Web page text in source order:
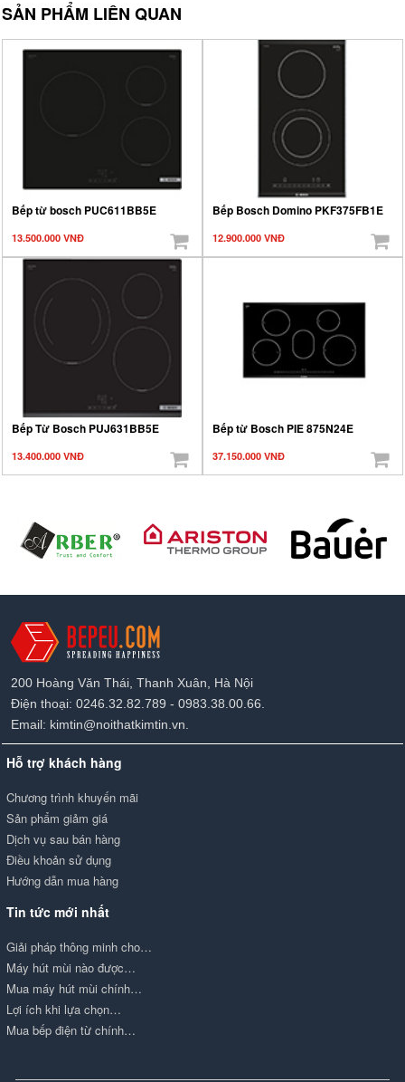
SẢN PHẨM LIÊN QUAN
Bếp từ bosch PUC611BB5E
13.500.000 VNĐ
Bếp Bosch Domino PKF375FB1E
12.900.000 VNĐ
Bếp Từ Bosch PUJ631BB5E
13.400.000 VNĐ
Bếp từ Bosch PIE 875N24E
37.150.000 VNĐ
200 Hoàng Văn Thái, Thanh Xuân, Hà Nội
Điện thoại: 0246.32.82.789 - 0983.38.00.66.
Email: kimtin@noithatkimtin.vn.
Hỗ trợ khách hàng
Chương trình khuyến mãi
Sản phẩm giảm giá
Dịch vụ sau bán hàng
Điều khoản sử dụng
Hướng dẫn mua hàng
Tin tức mới nhất
Giải pháp thông minh cho…
Máy hút mùi nào được…
Mua máy hút mùi chính…
Lợi ích khi lựa chọn…
Mua bếp điện từ chính…